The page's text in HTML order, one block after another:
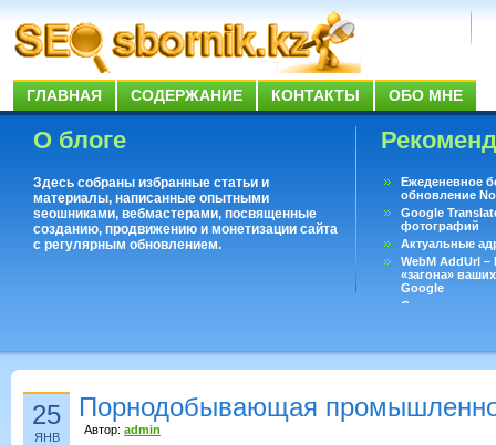
ГЛАВНАЯ СОДЕРЖАНИЕ КОНТАКТЫ ОБО МНЕ
О блоге
Здесь собраны избранные статьи и
материалы, написанные опытными
seoшниками, вебмастерами, посвященные
созданию, продвижению и монетизации сайта
с регулярным обновлением.
Ежеденевное
обновление
Google
фотографий
Актуальные
WebM AddUrl
«загона»
Google
Существует
25
ЯНВ
Порнодобывающая
Автор: admin